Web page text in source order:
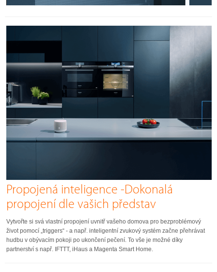
Propojená inteligence -Dokonalá
propojení dle vašich představ
Vytvořte si svá vlastní propojení uvnitř vašeho domova pro bezproblémový
život pomocí „triggers“ - a např. inteligentní zvukový systém začne přehrávat
hudbu v obývacím pokoji po ukončení pečení. To vše je možné díky
partnerství s např. IFTTT, iHaus a Magenta Smart Home.